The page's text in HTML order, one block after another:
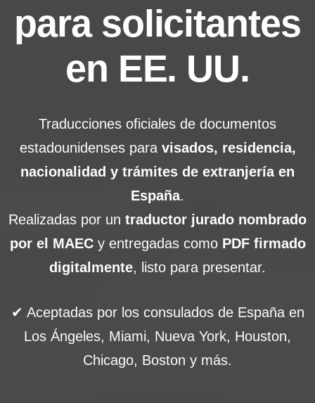
para solicitantes
en EE. UU.
Traducciones oficiales de documentos
estadounidenses para visados, residencia,
nacionalidad y trámites de extranjería en
España.
Realizadas por un traductor jurado nombrado
por el MAECy entregadas como PDF firmado
digitalmente, listo para presentar.
✔ Aceptadas por los consulados de España en
Los Ángeles, Miami, Nueva York, Houston,
Chicago, Boston y más.